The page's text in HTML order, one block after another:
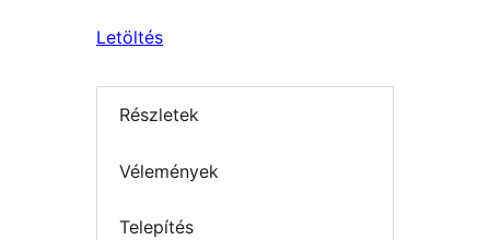
Letöltés
Részletek
Vélemények
Telepítés